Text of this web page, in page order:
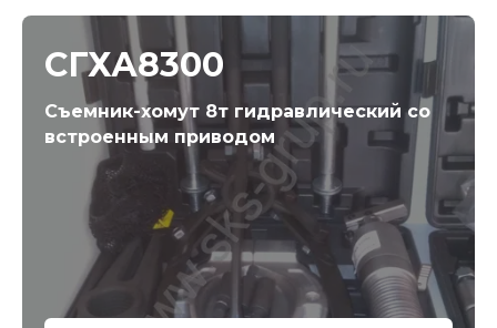
СГХА8300
Съемник-хомут 8т гидравлический со
встроенным приводом